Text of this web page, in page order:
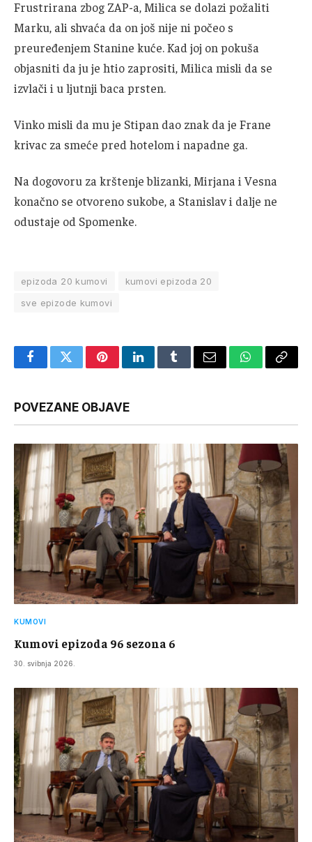
Frustrirana zbog ZAP-a, Milica se dolazi požaliti
Marku, ali shvaća da on još nije ni počeo s
preuređenjem Stanine kuće. Kad joj on pokuša
objasniti da ju je htio zaprositi, Milica misli da se
izvlači i u ljutnji baca prsten.
Vinko misli da mu je Stipan dao znak da je Frane
krivac za smeće pred hotelom i napadne ga.
Na dogovoru za krštenje blizanki, Mirjana i Vesna
konačno se otvoreno sukobe, a Stanislav i dalje ne
odustaje od Spomenke.
epizoda 20 kumovi
kumovi epizoda 20
sve epizode kumovi
FacebookTwitterPinterestLinkedInTumblrEmail WhatsApp
Copy
POVEZANE OBJAVE
KUMOVI
Kumovi epizoda 96 sezona 6
30. svibnja 2026.